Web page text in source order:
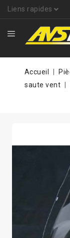
Liens rapides
Accueil
saute vent